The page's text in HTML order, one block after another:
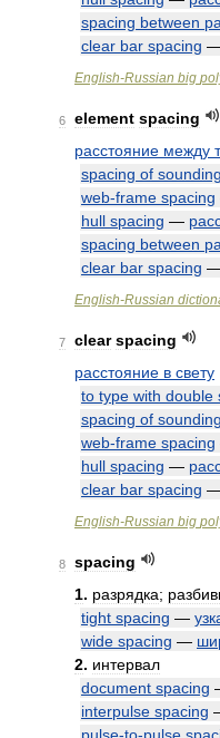
spacing between
clear bar spacing
English-Russian big
6 element spacing
расстояние между
spacing of
web-frame spacing
hull spacing —
spacing between
clear bar spacing
English-Russian
7 clear spacing
расстояние в свету
to type with double
spacing of
web-frame spacing
hull spacing —
clear bar spacing
English-Russian big
8
spacing
1. разрядка;
tight spacing —
wide spacing —
2. интервал
document spacing
interpulse spacing